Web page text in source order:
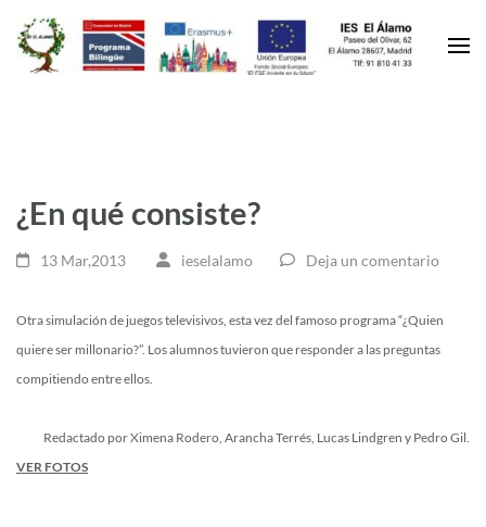
¿En qué consiste?
13 Mar,2013 ieselalamo Deja un comentario
Otra simulación de juegos televisivos, esta vez del famoso programa “¿Quien
quiere ser millonario?”. Los alumnos tuvieron que responder a las preguntas
compitiendo entre ellos.
Redactado por Ximena Rodero, Arancha Terrés, Lucas Lindgren y Pedro Gil.
VER FOTOS